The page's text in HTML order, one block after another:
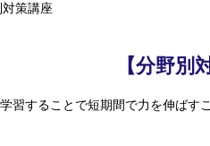
策講座
【分野別
習することで短期間で力を伸ば